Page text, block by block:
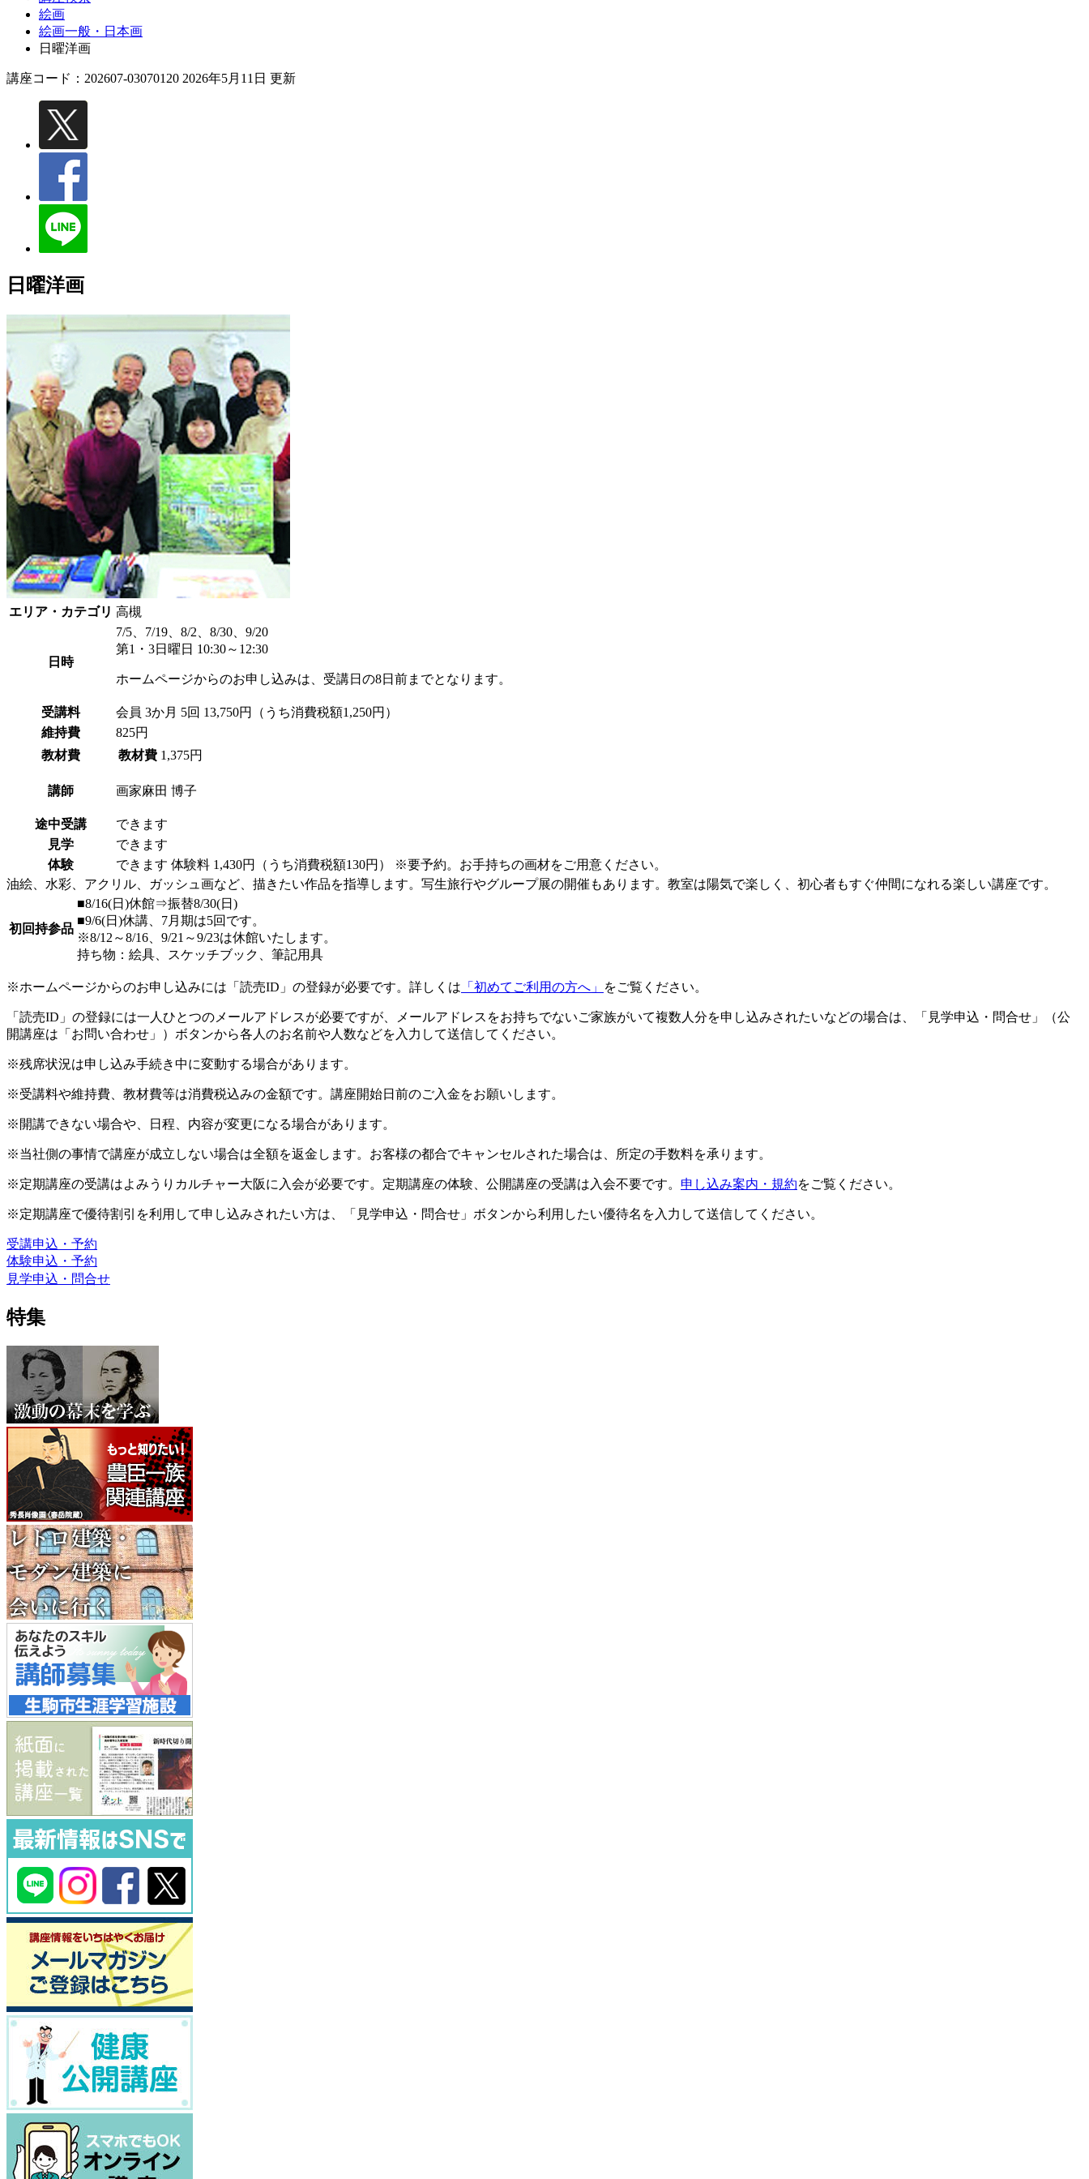
絵画
絵画一般・日本画
日曜洋画
講座コード：202607-03070120 2026年5月11日 更新
日曜洋画
エリア・カテゴリ 高槻
日時
7/5、7/19、8/2、8/30、9/20
第1・3日曜日 10:30～12:30
ホームページからのお申し込みは、受講日の8日前までとなります。
受講料 会員 3か月 5回 13,750円（うち消費税額1,250円）
維持費
825円
教材費
教材費 1,375円
講師 画家麻田 博子
途中受講
できます
見学
できます
体験
できます 体験料 1,430円（うち消費税額130円）
※要予約。お手持ちの画材をご用意ください。
油絵、水彩、アクリル、ガッシュ画など、描きたい作品を指導します。写生旅行やグループ展の開催もあります。教室は陽気で楽しく、初心者もすぐ仲間になれる楽しい講座です。
初回持参品
■8/16(日)休館⇒振替8/30(日)
■9/6(日)休講、7月期は5回です。
※8/12～8/16、9/21～9/23は休館いたします。
持ち物：絵具、スケッチブック、筆記用具
※ホームページからのお申し込みには「読売ID」の登録が必要です。詳しくは 「初めてご利用の方へ」 をご覧ください。
「読売ID」の登録には一人ひとつのメールアドレスが必要ですが、メールアドレスをお持ちでないご家族がいて複数人分を申し込みされたいなどの場合は、「見学申込・問合せ」（公
開講座は「お問い合わせ」）ボタンから各人のお名前や人数などを入力して送信してください。
※残席状況は申し込み手続き中に変動する場合があります。
※受講料や維持費、教材費等は消費税込みの金額です。講座開始日前のご入金をお願いします。
※開講できない場合や、日程、内容が変更になる場合があります。
※当社側の事情で講座が成立しない場合は全額を返金します。お客様の都合でキャンセルされた場合は、所定の手数料を承ります。
※定期講座の受講はよみうりカルチャー大阪に入会が必要です。定期講座の体験、公開講座の受講は入会不要です。 申し込み案内・規約をご覧ください。
※定期講座で優待割引を利用して申し込みされたい方は、「見学申込・問合せ」ボタンから利用したい優待名を入力して送信してください。
受講申込・予約
体験申込・予約
見学申込・問合せ
特集